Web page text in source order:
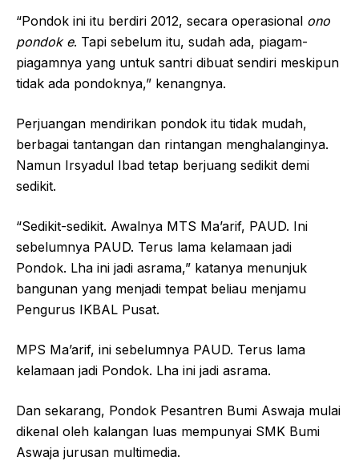
“Pondok ini itu berdiri 2012, secara operasional ono
pondok e. Tapi sebelum itu, sudah ada, piagam-
piagamnya yang untuk santri dibuat sendiri meskipun
tidak ada pondoknya,” kenangnya.
Perjuangan mendirikan pondok itu tidak mudah,
berbagai tantangan dan rintangan menghalanginya.
Namun Irsyadul Ibad tetap berjuang sedikit demi
sedikit.
“Sedikit-sedikit. Awalnya MTS Ma’arif, PAUD. Ini
sebelumnya PAUD. Terus lama kelamaan jadi
Pondok. Lha ini jadi asrama,” katanya menunjuk
bangunan yang menjadi tempat beliau menjamu
Pengurus IKBAL Pusat.
MPS Ma’arif, ini sebelumnya PAUD. Terus lama
kelamaan jadi Pondok. Lha ini jadi asrama.
Dan sekarang, Pondok Pesantren Bumi Aswaja mulai
dikenal oleh kalangan luas mempunyai SMK Bumi
Aswaja jurusan multimedia.